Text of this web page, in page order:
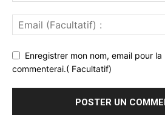
Enregistrer mon nom, email pour
commenterai.( Facultatif)